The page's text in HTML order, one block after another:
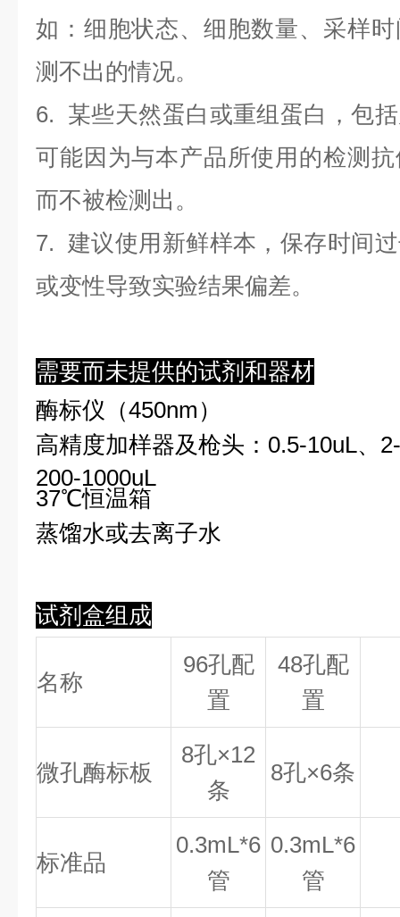
如：细胞状态、细胞数量、采样
测不出的情况。
6. 某些天然蛋白或重组蛋白，包
可能因为与本产品所使用的检测
而不被检测出。
7. 建议使用新鲜样本，保存时间
或变性导致实验结果偏差。
需要而未提供的试剂和器材
酶标仪（450nm）
高精度加样器及枪头：0.5-10uL、
200-1000uL
37℃恒温箱
蒸馏水或去离子水
试剂盒组成
名称
96孔配
置
48孔配
置
微孔酶标板
8孔×12
条
8孔×6条
标准品
0.3mL*6
管
0.3mL*6
管